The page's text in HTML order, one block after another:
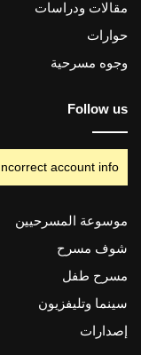
مقالات ودراسات
حوارات
وجوه مسرحية
Follow us
account info.
موسوعة المسرحيين
شوف مسرح
مسرح طفل
سينما وتليفزيون
إصدارات